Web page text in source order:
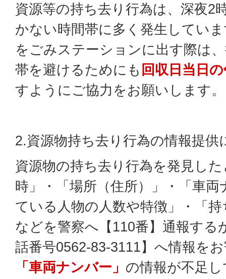
資源等の持ち去り行為は、深夜2
かない時間帯に多く発生してい
をごみステーションに出す際は
帯を避けるためにも 回収日当日
すようにご協力をお願いします。
2.資源物持ち去り行為の情報提供
資源物の持ち去り行為を発見し
時」・「場所（住所）」・「車
ている人物の人数や特徴」・「
などを警察へ【110番】通報する
話番号0562-83-3111】へ情報を
「車両ナンバー」 の情報が不足